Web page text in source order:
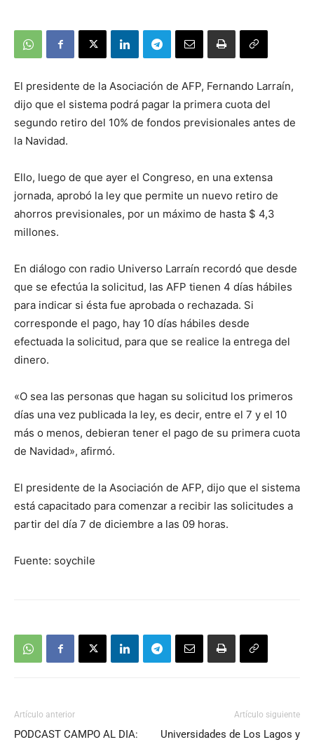
El presidente de la Asociación de AFP, Fernando Larraín,
dijo que el sistema podrá pagar la primera cuota del
segundo retiro del 10% de fondos previsionales antes de
la Navidad.
Ello, luego de que ayer el Congreso, en una extensa
jornada, aprobó la ley que permite un nuevo retiro de
ahorros previsionales, por un máximo de hasta $ 4,3
millones.
En diálogo con radio Universo Larraín recordó que desde
que se efectúa la solicitud, las AFP tienen 4 días hábiles
para indicar si ésta fue aprobada o rechazada. Si
corresponde el pago, hay 10 días hábiles desde
efectuada la solicitud, para que se realice la entrega del
dinero.
«O sea las personas que hagan su solicitud los primeros
días una vez publicada la ley, es decir, entre el 7 y el 10
más o menos, debieran tener el pago de su primera cuota
de Navidad», afirmó.
El presidente de la Asociación de AFP, dijo que el sistema
está capacitado para comenzar a recibir las solicitudes a
partir del día 7 de diciembre a las 09 horas.
Fuente: soychile
Artículo anterior
PODCAST CAMPO AL DIA:
Artículo siguiente
Universidades de Los Lagos y